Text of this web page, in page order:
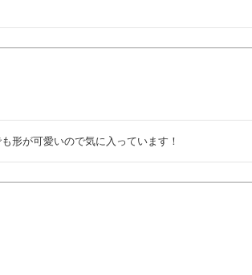
形が可愛いので気に入っています！